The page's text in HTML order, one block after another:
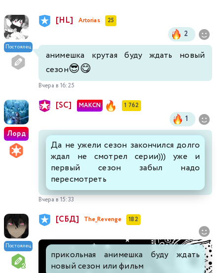
Постоялец
[HL] Artorias 25
2
анимешка крутая буду ждать новый
сезон😎😋
Вчера в 16:25
Лорд
[SC] MAKCN 1 762
1
Да не ужели сезон закончился долго
ждал не смотрел серии))) уже и
первый сезон забыл надо
пересмотреть
Вчера в 15:33
Постоялец
[СБД] The_Revenge 182
прикольная анимешка буду ждать
новый сезон или фильм